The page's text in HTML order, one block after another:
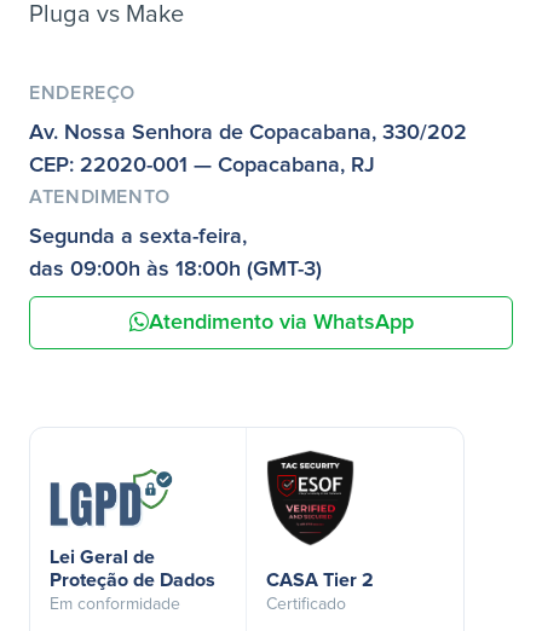
Pluga vs Make
ENDEREÇO
Av. Nossa Senhora de Copacabana, 330/202
CEP: 22020-001 — Copacabana, RJ
ATENDIMENTO
Segunda a sexta-feira,
das 09:00h às 18:00h (GMT-3)
Atendimento via WhatsApp
Lei Geral de
Proteção de Dados
Em conformidade
CASA Tier 2
Certificado